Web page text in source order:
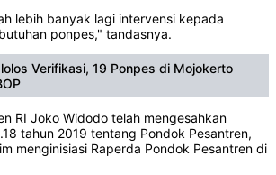
lebih banyak lagi intervensi kepada
ponpes," tandasnya.
Verifikasi, 19 Ponpes di Mojokerto
RI Joko Widodo telah mengesahkan
tahun 2019 tentang Pondok Pesantren,
menginisiasi Raperda Pondok Pesantren di